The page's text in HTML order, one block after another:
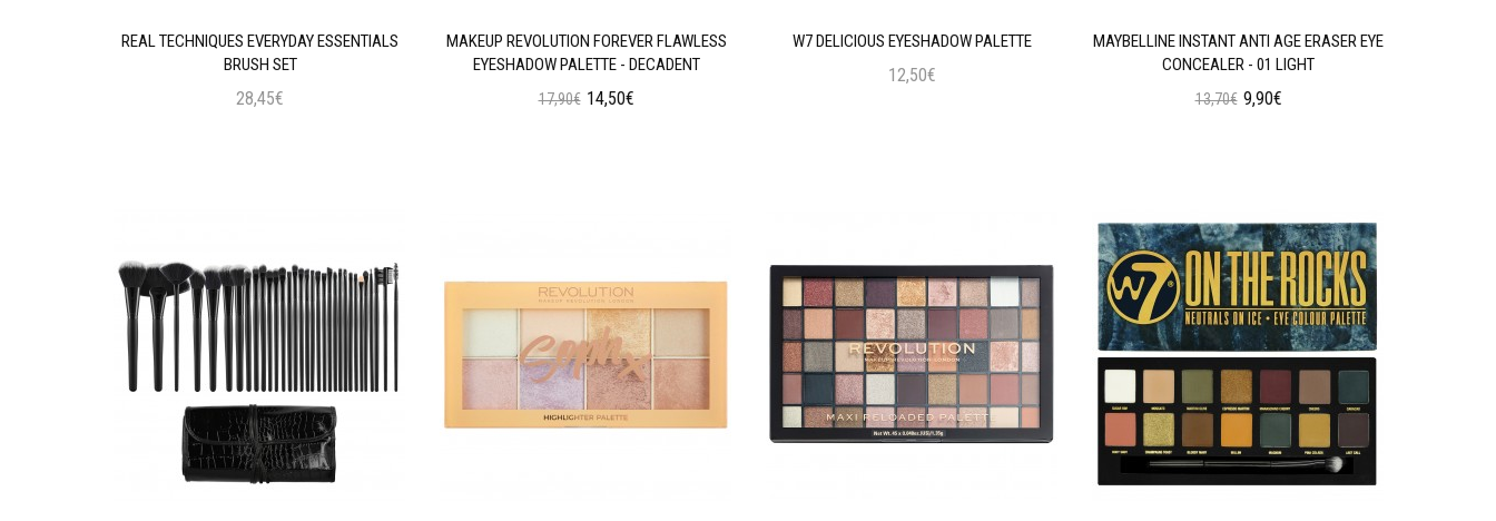
REAL TECHNIQUES EVERYDAY ESSENTIALS
BRUSH SET
28,45€
MAKEUP REVOLUTION FOREVER FLAWLESS
EYESHADOW PALETTE - DECADENT
17,90€ 14,50€
W7 DELICIOUS EYESHADOW PALETTE
12,50€
MAYBELLINE INSTANT ANTI AGE ERASER EYE
CONCEALER - 01 LIGHT
13,70€ 9,90€